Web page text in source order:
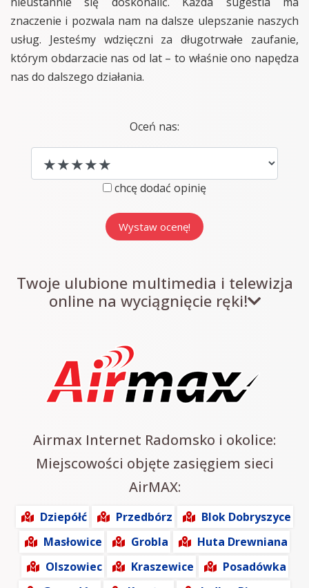
znaczenie i pozwala nam na dalsze ulepszanie naszych
usług. Jesteśmy wdzięczni za długotrwałe zaufanie,
którym obdarzacie nas od lat – to właśnie ono napędza
nas do dalszego działania.
Oceń nas:
chcę dodać opinię
Twoje ulubione multimedia i telewizja
online na wyciągnięcie ręki!
Airmax Internet Radomsko i okolice:
Miejscowości objęte zasięgiem sieci
AirMAX:
Dziepółć Przedbórz
Blok Dobryszyce
Masłowice
Grobla
Huta Drewniana
Olszowiec
Kraszewice
Posadówka